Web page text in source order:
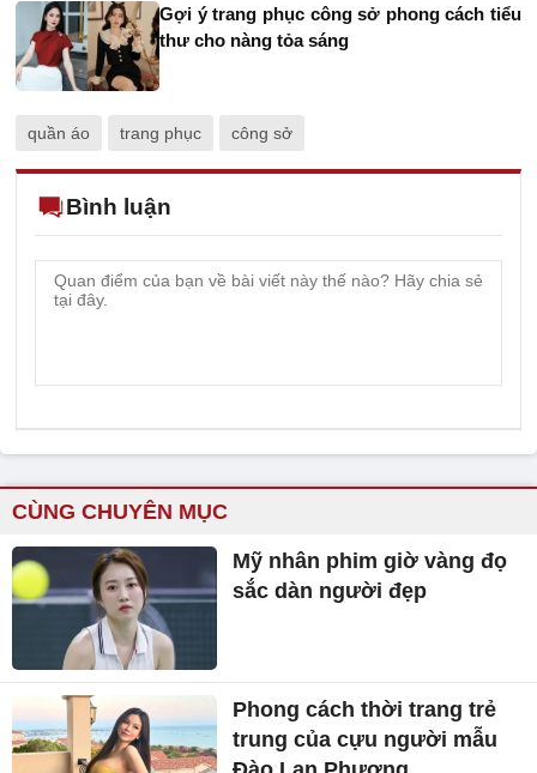
Gợi ý trang phục công sở phong cách tiểu
thư cho nàng tỏa sáng
quần áo trang phục công sở
Bình luận
CÙNG CHUYÊN MỤC
Mỹ nhân phim giờ vàng đọ
sắc dàn người đẹp
Phong cách thời trang trẻ
trung của cựu người mẫu